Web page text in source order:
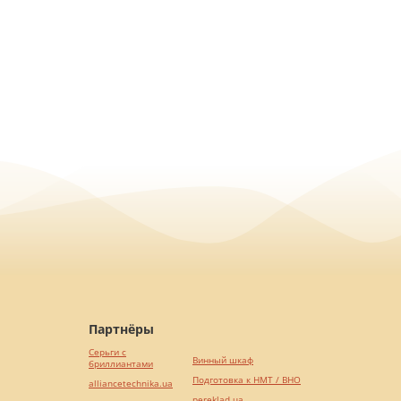
Партнёры
Серьги с
бриллиантами
alliancetechnika.ua
Винный шкаф
Подготовка к НМТ / ВНО